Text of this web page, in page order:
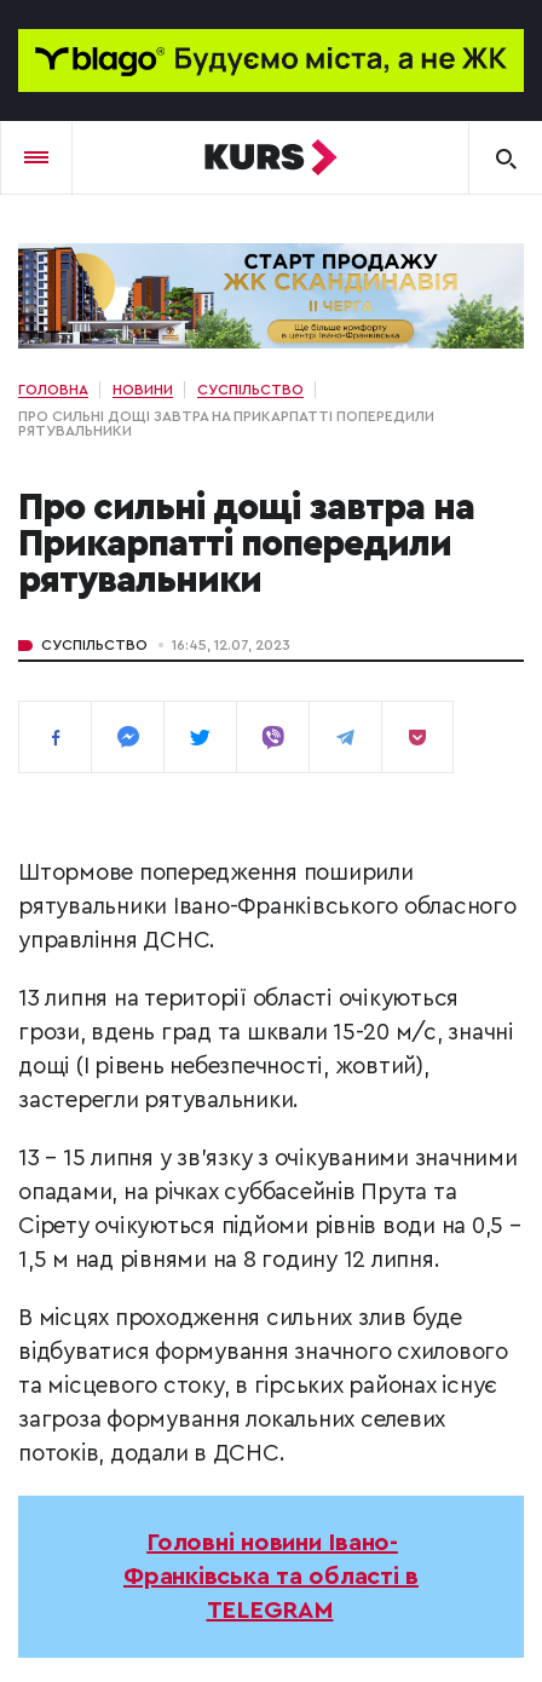
ГОЛОВНА НОВИНИ
СУСПІЛЬСТВО
ПРО СИЛЬНІ ДОЩІ ЗАВТРА НА ПРИКАРПАТТІ ПОПЕРЕДИЛИ
РЯТУВАЛЬНИКИ
Про сильні дощі завтра на
Прикарпатті попередили
рятувальники
СУСПІЛЬСТВО 16:45, 12.07, 2023
Штормове попередження поширили
рятувальники Івано-Франківського обласного
управління ДСНС.
13 липня на території області очікуються
грози, вдень град та шквали 15-20 м/с, значні
дощі (I рівень небезпечності, жовтий),
застерегли рятувальники.
13 – 15 липня у зв’язку з очікуваними значними
опадами, на рiчках суббасейнiв Прута та
Сiрету очікуються пiдйоми рiвнiв води на 0,5 –
1,5 м над рівнями на 8 годину 12 липня.
В мiсцях проходження сильних злив буде
вiдбуватися формування значного схилового
та мiсцевого стоку, в гiрських районах iснує
загроза формування локальних селевих
потокiв, додали в ДСНС.
Головні новини Івано-
Франківська та області в
TELEGRAM